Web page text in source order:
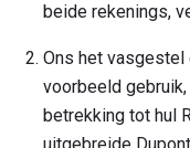
beide rekenings,
Ons het vasgestel
voorbeeld
betrekking tot hul